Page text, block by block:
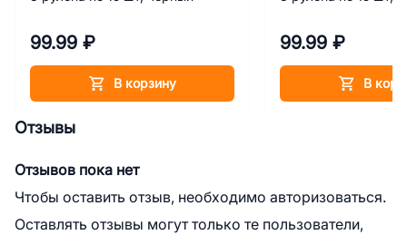
99.99 ₽
В корзину
99.99 ₽
В
Отзывы
Отзывов пока нет
Чтобы оставить отзыв, необходимо авторизоваться.
Оставлять отзывы могут только те пользователи,